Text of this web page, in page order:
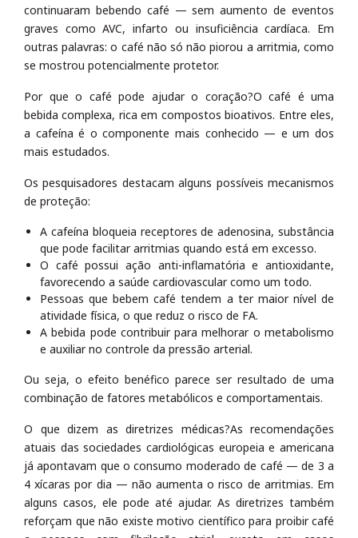
continuaram bebendo café — sem aumento de eventos
graves como AVC, infarto ou insuficiência cardíaca. Em
outras palavras: o café não só não piorou a arritmia, como
se mostrou potencialmente protetor.
Por que o café pode ajudar o coração?O café é uma
bebida complexa, rica em compostos bioativos. Entre eles,
a cafeína é o componente mais conhecido — e um dos
mais estudados.
Os pesquisadores destacam alguns possíveis mecanismos
de proteção:
A cafeína bloqueia receptores de adenosina, substância
que pode facilitar arritmias quando está em excesso.
O café possui ação anti-inflamatória e antioxidante,
favorecendo a saúde cardiovascular como um todo.
Pessoas que bebem café tendem a ter maior nível de
atividade física, o que reduz o risco de FA.
A bebida pode contribuir para melhorar o metabolismo
e auxiliar no controle da pressão arterial.
Ou seja, o efeito benéfico parece ser resultado de uma
combinação de fatores metabólicos e comportamentais.
O que dizem as diretrizes médicas?As recomendações
atuais das sociedades cardiológicas europeia e americana
já apontavam que o consumo moderado de café — de 3 a
4 xícaras por dia — não aumenta o risco de arritmias. Em
alguns casos, ele pode até ajudar. As diretrizes também
reforçam que não existe motivo científico para proibir café